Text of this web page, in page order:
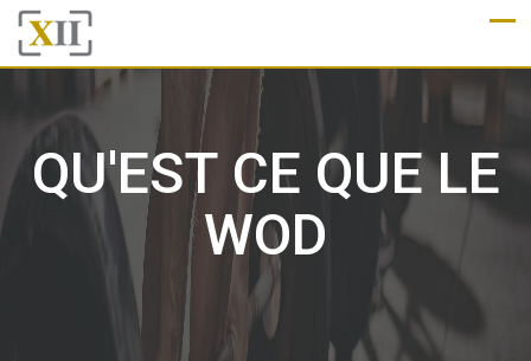
QU'EST CE QUE LE
WOD